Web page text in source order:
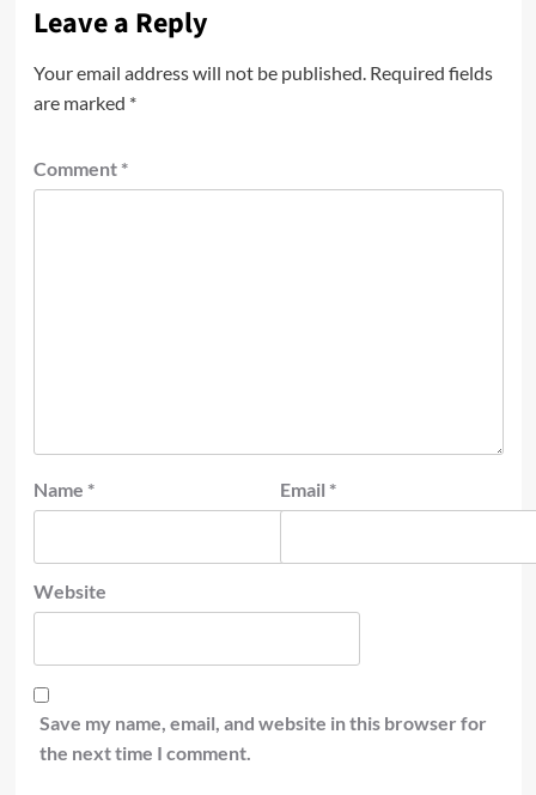
Leave a Reply
Your email address will not be published. Required fields
are marked *
Comment *
Name * Email *
Website
Save my name, email, and website in this browser for
the next time I comment.